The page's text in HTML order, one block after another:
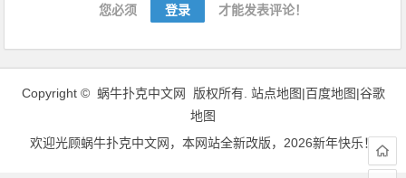
您必须 登录 才能发表评论！
Copyright © 蜗牛扑克中文网 版权所有. 站点地图|百度地图|谷歌
地图
欢迎光顾蜗牛扑克中文网 ，本网站全新改版，2026新年快乐！